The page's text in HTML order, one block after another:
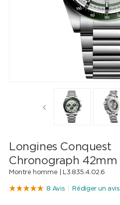
Longines Conquest
Chronograph 42mm
Montre homme | L3.835.4.02.6
8 Avis Rédiger un avis